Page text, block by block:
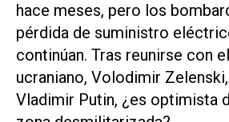
hace meses, pero los
pérdida de suministro
continúan. Tras reunirse con
ucraniano, Volodimir
Vladimir Putin, ¿es optimista